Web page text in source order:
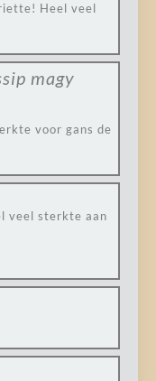
Heel veel
magy
voor gans de
veel sterkte aan